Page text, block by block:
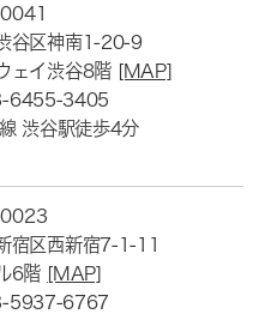
谷区神南1-20-9
ェイ渋谷8階 [MAP]
6455-3405
渋谷駅徒歩4分
宿区西新宿7-1-11
6階 [MAP]
5937-6767